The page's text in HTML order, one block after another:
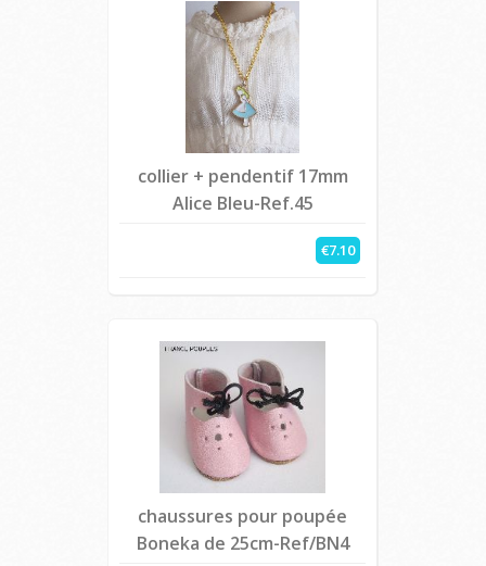
collier + pendentif 17mm
Alice Bleu-Ref.45
€7.10
chaussures pour poupée
Boneka de 25cm-Ref/BN4